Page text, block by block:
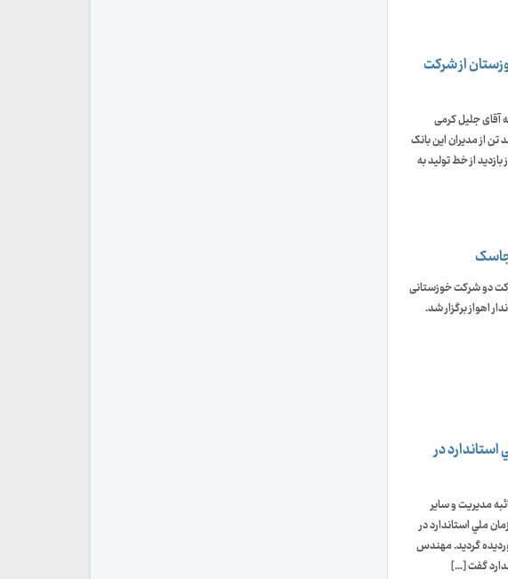
از شرکت
آقای جلیل کرمی
از مدیران این بانک
از خط تولید به
جاسک
دو شرکت خوزستانی
اهواز برگزار شد.
در
مدیریت و سایر
ملي استاندارد در
گرم نورديده گردید. مهندس
گفت […]